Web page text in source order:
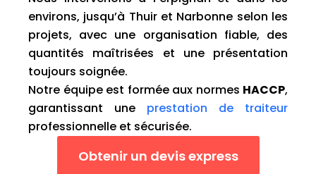
environs, jusqu’à Thuir et Narbonne selon les
projets, avec une organisation fiable, des
quantités maîtrisées et une présentation
toujours soignée.
Notre équipe est formée aux normes HACCP,
garantissant une prestation de traiteur
professionnelle et sécurisée.
Obtenir un devis express